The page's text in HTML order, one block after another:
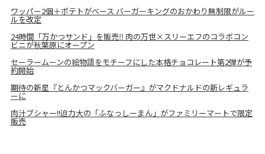
ワッパー2個＋ポテトがベース バーガーキングのおかわり無制限がルー
ルを改定
24時間「万かつサンド」を販売‼ 肉の万世×スリーエフのコラボコン
ビニが秋葉原にオープン
セーラームーンの絵物語をモチーフにした本格チョコレート第2弾が予
約開始
期待の新星『とんかつマックバーガー』がマクドナルドの新レギュラ
ーに
肉汁ブシャー!!迫力大の「ふなっしーまん」がファミリーマートで限定
販売